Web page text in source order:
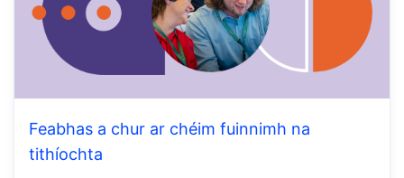
Feabhas a chur ar chéim fuinnimh na
tithíochta